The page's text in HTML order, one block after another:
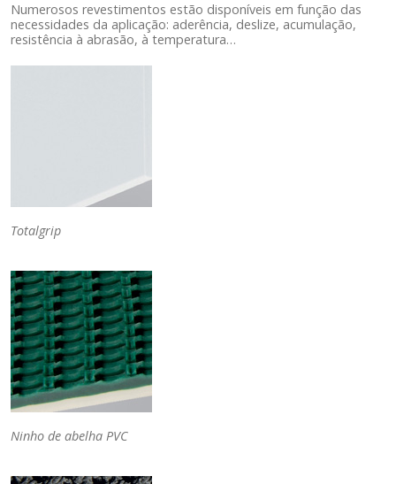
Numerosos revestimentos estão disponíveis em função das
necessidades da aplicação: aderência, deslize, acumulação,
resistência à abrasão, à temperatura…
Totalgrip
Ninho de abelha PVC